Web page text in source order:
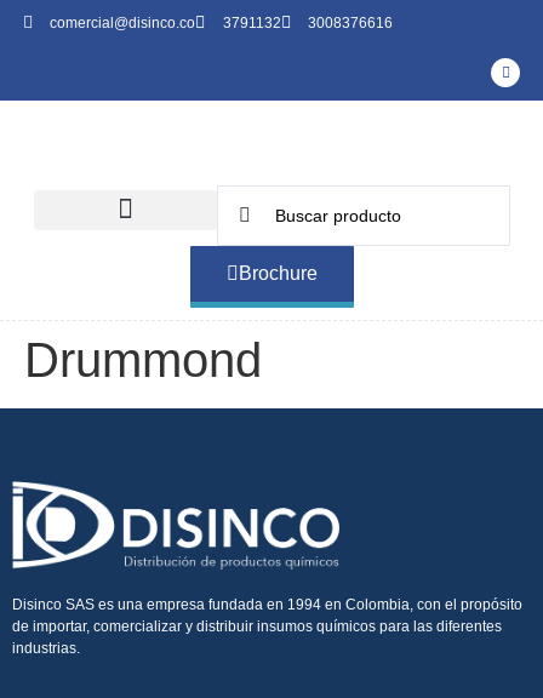
comercial@disinco.co 3791132 3008376616
Brochure
Drummond
Disinco SAS es una empresa fundada en 1994 en Colombia, con el propósito
de importar, comercializar y distribuir insumos químicos para las diferentes
industrias.